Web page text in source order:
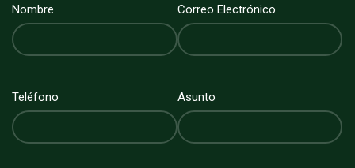
Nombre Correo Electrónico
Teléfono Asunto